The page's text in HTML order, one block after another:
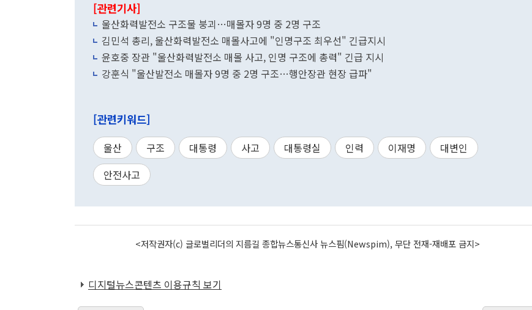
[관련기사]
울산화력발전소 구조물 붕괴…매몰자 9명 중 2명 구조
김민석 총리, 울산화력발전소 매몰사고에 "인명구조 최우선" 긴급지시
윤호중 장관 "울산화력발전소 매몰 사고, 인명 구조에 총력" 긴급 지시
강훈식 "울산발전소 매몰자 9명 중 2명 구조…행안장관 현장 급파"
[관련키워드]
울산 구조 대통령 사고 대통령실 인력 이재명
대변인
안전사고
<저작권자(c) 글로벌리더의 지름길 종합뉴스통신사 뉴스핌(Newspim), 무단 전재-재배포 금지>
디지털뉴스콘텐츠 이용규칙 보기